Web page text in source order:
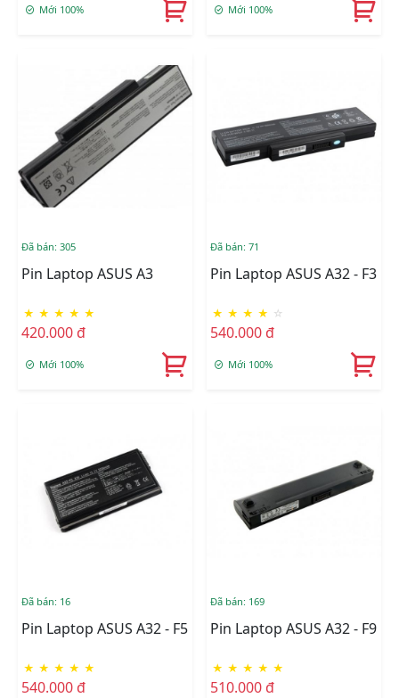
Mới 100% Mới 100%
Đã bán: 305
Pin Laptop ASUS A3
★ ★ ★ ★ ★
420.000 đ
Mới 100%
Đã bán: 71
Pin Laptop ASUS A32 - F3
★ ★ ★ ★ ☆
540.000 đ
Mới 100%
Đã bán: 16
Pin Laptop ASUS A32 - F5
★ ★ ★ ★ ★
540.000 đ
Đã bán: 169
Pin Laptop ASUS A32 - F9
★ ★ ★ ★ ★
510.000 đ